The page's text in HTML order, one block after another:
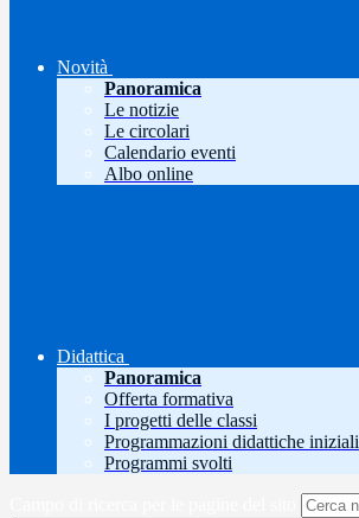
Novità
Panoramica
Le notizie
Le circolari
Calendario eventi
Albo online
Didattica
Panoramica
Offerta formativa
I progetti delle classi
Programmazioni didattiche iniziali
Programmi svolti